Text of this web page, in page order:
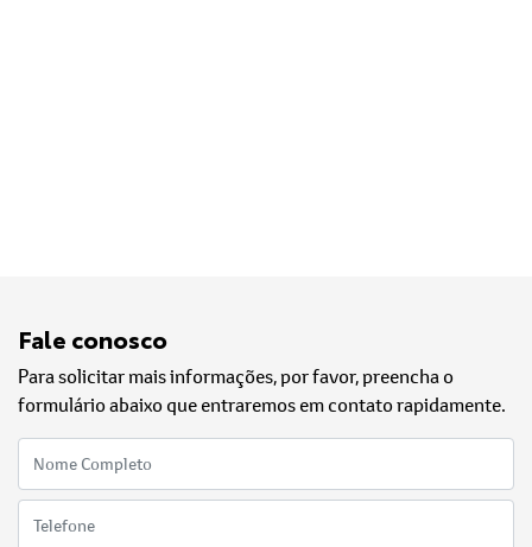
Fale conosco
Para solicitar mais informações, por favor, preencha o
formulário abaixo que entraremos em contato rapidamente.